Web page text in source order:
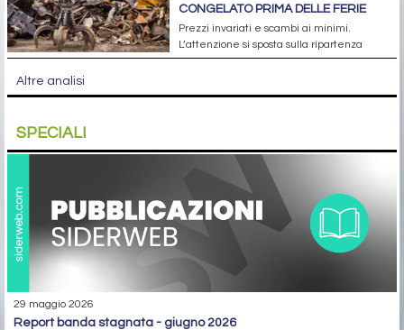
CONGELATO PRIMA DELLE FERIE
Prezzi invariati e scambi ai minimi.
L’attenzione si sposta sulla ripartenza
Altre analisi
SPECIALI
29 maggio 2026
report banda stagnata - giugno 2026